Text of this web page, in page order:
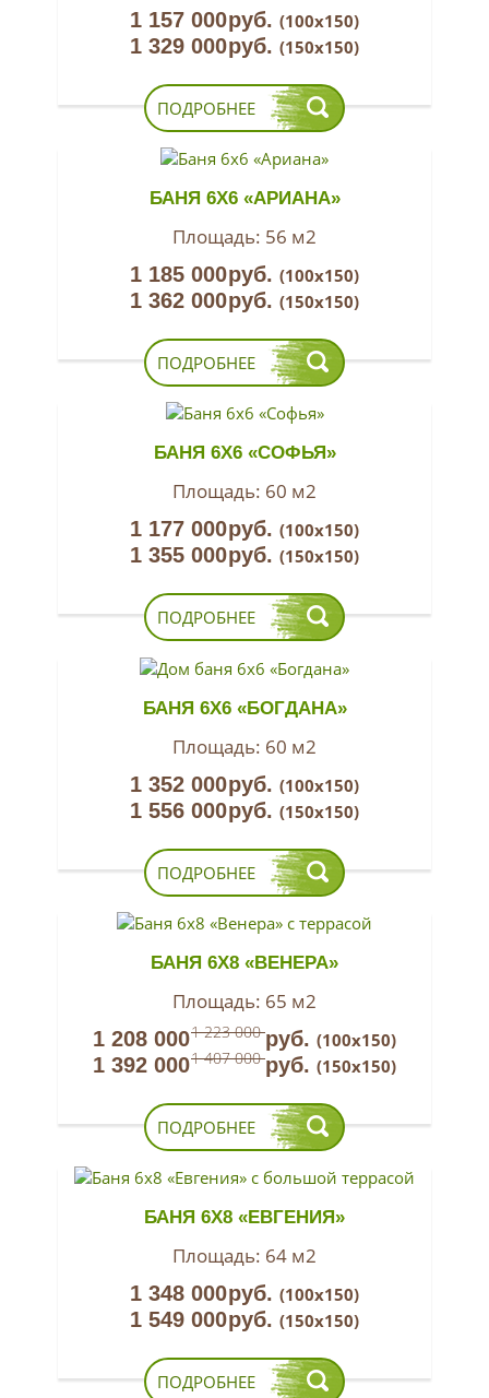
1 157 000руб. (100х150)
1 329 000руб. (150х150)
ПОДРОБНЕЕ
БАНЯ 6Х6 «АРИАНА»
Площадь: 56 м2
1 185 000руб. (100х150)
1 362 000руб. (150х150)
ПОДРОБНЕЕ
БАНЯ 6Х6 «СОФЬЯ»
Площадь: 60 м2
1 177 000руб. (100х150)
1 355 000руб. (150х150)
ПОДРОБНЕЕ
БАНЯ 6Х6 «БОГДАНА»
Площадь: 60 м2
1 352 000руб. (100х150)
1 556 000руб. (150х150)
ПОДРОБНЕЕ
БАНЯ 6Х8 «ВЕНЕРА»
Площадь: 65 м2
1 208 0001 223 000руб. (100х150)
1 392 0001 407 000руб. (150х150)
ПОДРОБНЕЕ
БАНЯ 6Х8 «ЕВГЕНИЯ»
Площадь: 64 м2
1 348 000руб. (100х150)
1 549 000руб. (150х150)
ПОДРОБНЕЕ